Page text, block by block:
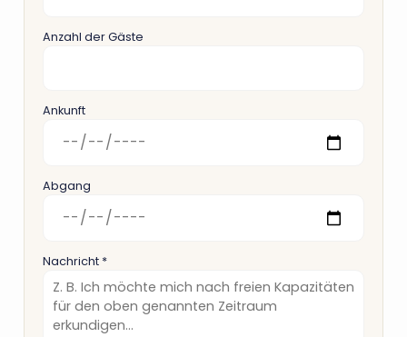
Anzahl der Gäste
Ankunft
Abgang
Nachricht *